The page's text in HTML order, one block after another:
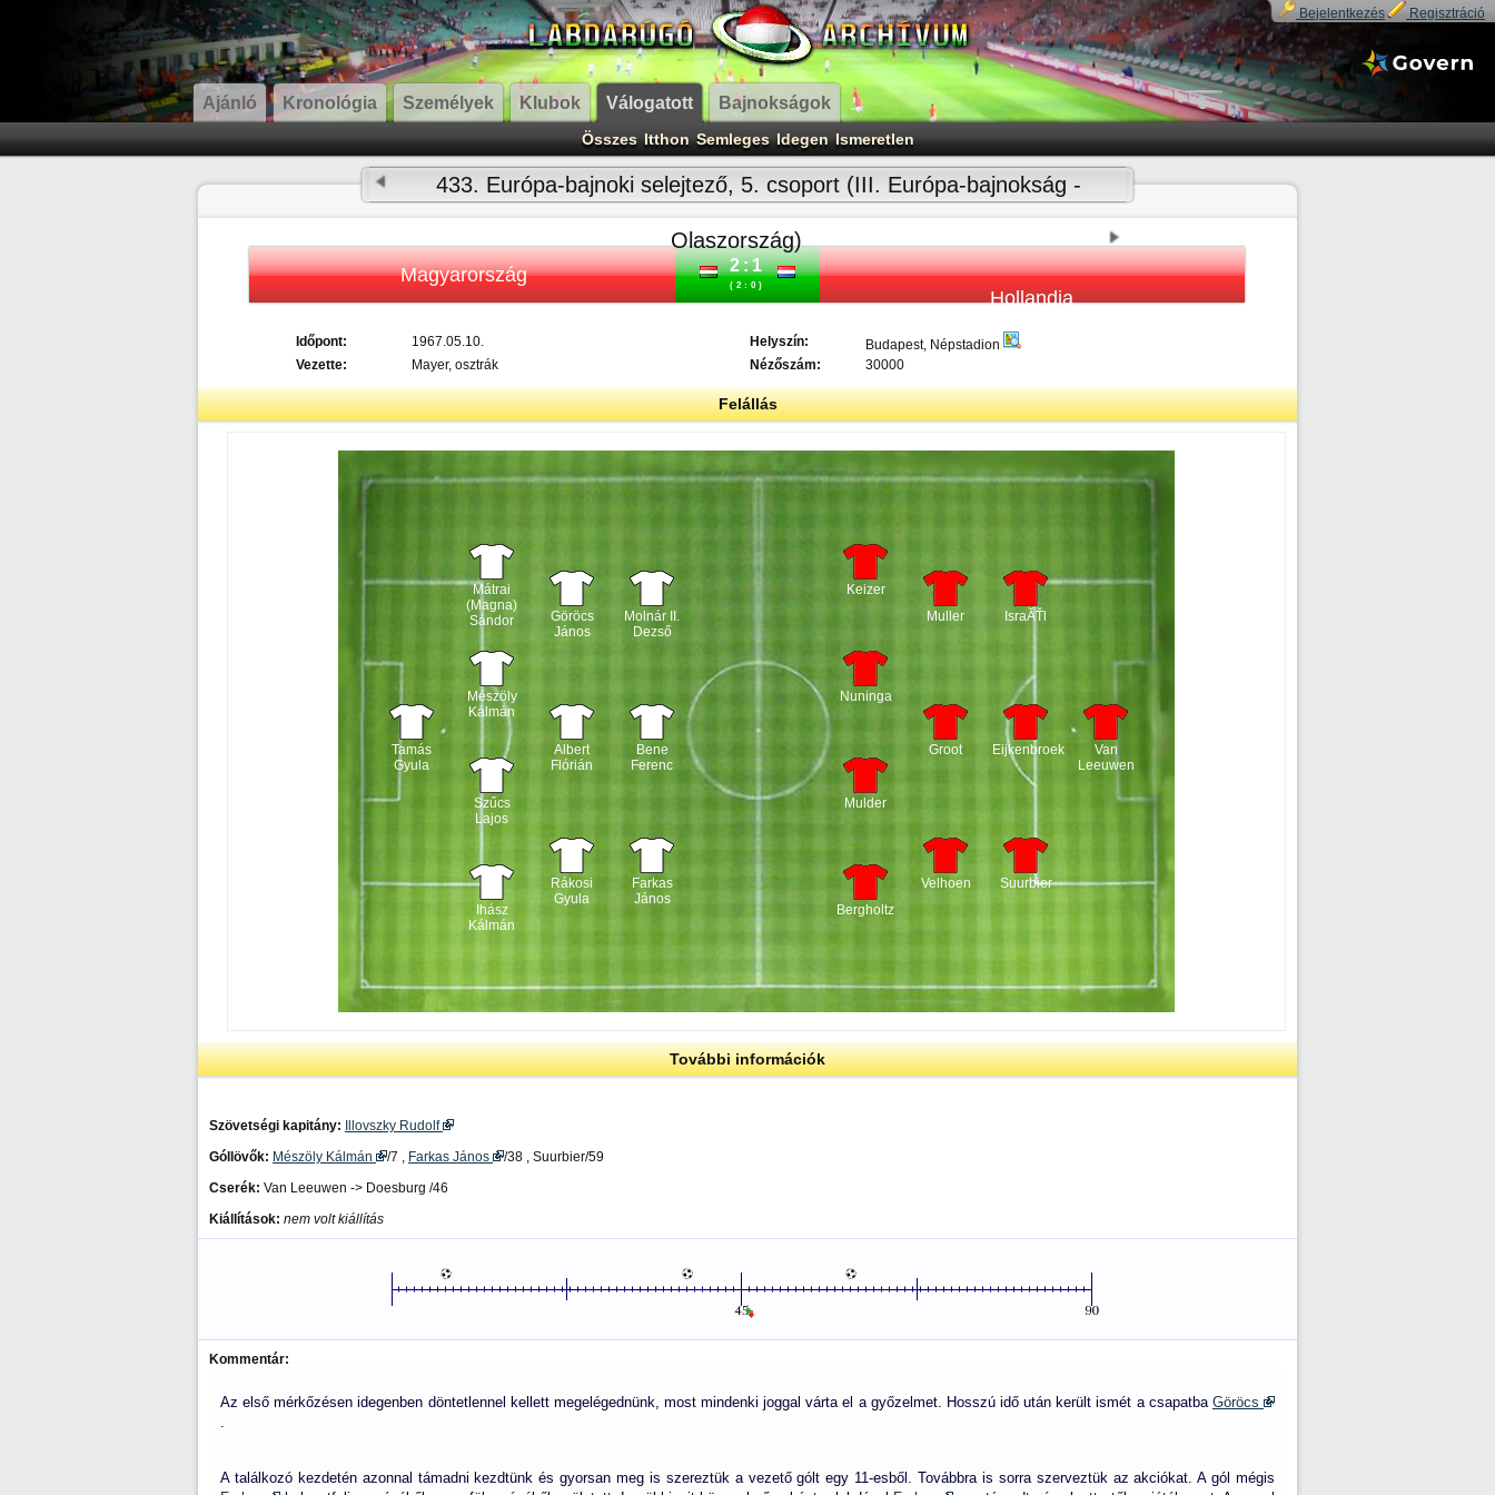
Bejelentkezés Regisztráció
Ajánló Kronológia Személyek Klubok Válogatott Bajnokságok
Összes Itthon Semleges Idegen Ismeretlen
433. Európa-bajnoki selejtező, 5. csoport (III. Európa-bajnokság -
Olaszország)
Magyarország 2:1
(2:0)
Hollandia
Időpont: 1967.05.10. Helyszín:
Budapest, Népstadion
Vezette:
Mayer, osztrák Nézőszám: 30000
Felállás
Tamás
Gyula
Mátrai
(Magna)
Sándor
Mészöly
Kálmán
Szűcs
Lajos
Ihász
Kálmán
Göröcs
János
Albert
Flórián
Rákosi
Gyula
Molnár II.
Dezső
Bene
Ferenc
Farkas
János
Van
Leeuwen
Suurbier
Eijkenbroek
IsraĂŤl
Velhoen
Groot
Muller
Bergholtz
Mulder
Nuninga
Keizer
További információk
Szövetségi kapitány:
Illovszky Rudolf
Góllövők: Mészöly Kálmán /7 , Farkas János
/38 , Suurbier/59
Cserék: Van Leeuwen -> Doesburg /46
Kiállítások: nem volt kiállítás
Kommentár:
Az első mérkőzésen idegenben döntetlennel kellett megelégednünk, most mindenki joggal várta el a győzelmet. Hosszú idő után került ismét a csapatba Göröcs
.
A találkozó kezdetén azonnal támadni kezdtünk és gyorsan meg is szereztük a vezető gólt egy 11-esből. Továbbra is sorra szerveztük az akciókat. A gól mégis